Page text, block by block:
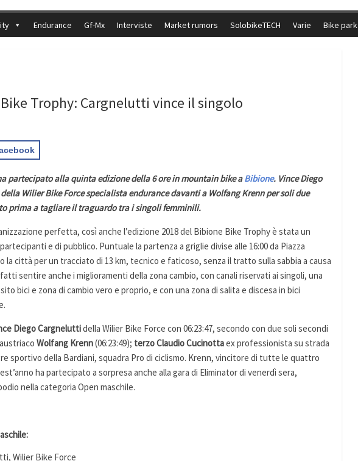
Endurance Gf-Mx Interviste Market rumors SolobikeTECH Varie Bike park
Trophy: Cargnelutti vince il singolo
partecipato alla quinta edizione della 6 ore in mountain bike aBibione. Vince Diego
Wilier Bike Force specialista endurance davanti a Wolfang Krenn per soli due
prima a tagliare il traguardo tra i singoli femminili.
perfetta, così anche l’edizione 2018 del Bibione Bike Trophy è stata un
e di pubblico. Puntuale la partenza a griglie divise alle 16:00 da Piazza
la città per un tracciato di 13 km, tecnico e faticoso, senza il tratto sulla sabbia a causa
fatti sentire anche i miglioramenti della zona cambio, con canali riservati ai singoli, una
bici e zona di cambio vero e proprio, e con una zona di salita e discesa in bici
Diego Cargneluttidella Wilier Bike Force con 06:23:47, secondo con due soli secondi
Wolfang Krenn(06:23:49); terzo Claudio Cucinottaex professionista su strada
sportivo della Bardiani, squadra Pro di ciclismo. Krenn, vincitore di tutte le quattro
ha partecipato a sorpresa anche alla gara di Eliminator di venerdì sera,
nella categoria Open maschile.
Wilier Bike Force